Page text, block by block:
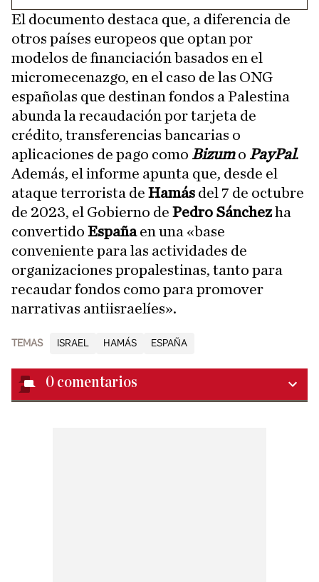
El documento destaca que, a diferencia de
otros países europeos que optan por
modelos de financiación basados en el
micromecenazgo, en el caso de las ONG
españolas que destinan fondos a Palestina
abunda la recaudación por tarjeta de
crédito, transferencias bancarias o
aplicaciones de pago como Bizumo PayPal.
Además, el informe apunta que, desde el
ataque terrorista de Hamás del 7 de octubre
de 2023, el Gobierno de Pedro Sánchezha
convertido Españaen una «base
conveniente para las actividades de
organizaciones propalestinas, tanto para
recaudar fondos como para promover
narrativas antiisraelíes».
TEMAS ISRAEL HAMÁS ESPAÑA
0 comentarios